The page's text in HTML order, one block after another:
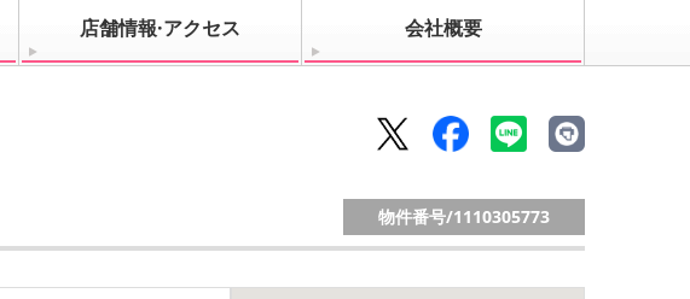
店舗情報·アクセス 会社概要
物件番号/1110305773